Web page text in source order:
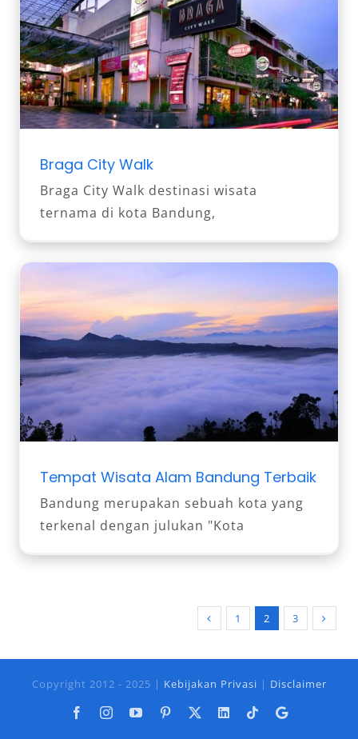
Braga City Walk
Braga City Walk destinasi wisata
ternama di kota Bandung,
Tempat Wisata Alam Bandung Terbaik
Bandung merupakan sebuah kota yang
terkenal dengan julukan "Kota
1 2 3
Copyright 2012 - 2025 | Kebijakan Privasi | Disclaimer
FacebookInstagramYouTubePinterest LinkedIn
TiktokGoogle